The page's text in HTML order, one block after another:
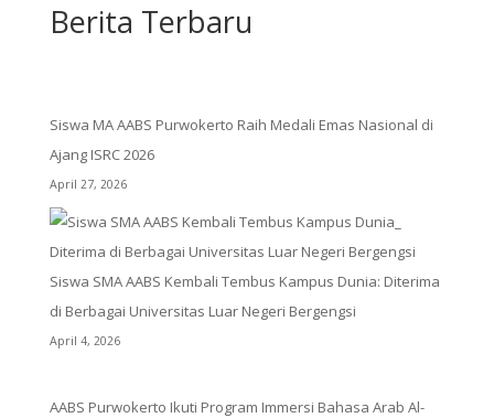
Berita Terbaru
Siswa MA AABS Purwokerto Raih Medali Emas Nasional di
Ajang ISRC 2026
April 27, 2026
Siswa SMA AABS Kembali Tembus Kampus Dunia: Diterima
di Berbagai Universitas Luar Negeri Bergengsi
April 4, 2026
AABS Purwokerto Ikuti Program Immersi Bahasa Arab Al-